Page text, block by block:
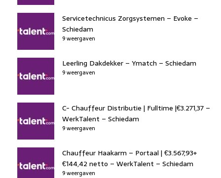
Servicetechnicus Zorgsystemen – Evoke –
Schiedam
9 weergaven
Leerling Dakdekker – Ymatch – Schiedam
9 weergaven
C- Chauffeur Distributie | Fulltime |€3.271,37 –
WerkTalent – Schiedam
9 weergaven
Chauffeur Haakarm – Portaal | €3.567,93+
€144,42 netto – WerkTalent – Schiedam
9 weergaven